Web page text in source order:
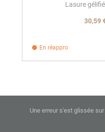
Lasure
30,59
En réappro
Une erreur s'est glissée